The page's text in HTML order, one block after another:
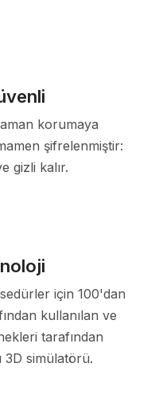
korumaya
şifrelenmiştir:
gizli kalır.
için 100'dan
kullanılan ve
tarafından
3D simülatörü.